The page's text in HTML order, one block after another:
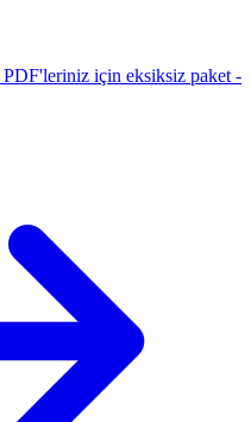
PDF'leriniz için eksiksiz paket -